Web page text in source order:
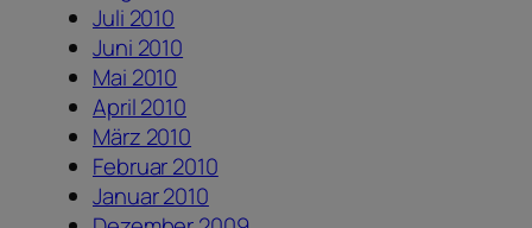
Juli 2010
Juni 2010
Mai 2010
April 2010
März 2010
Februar 2010
Januar 2010